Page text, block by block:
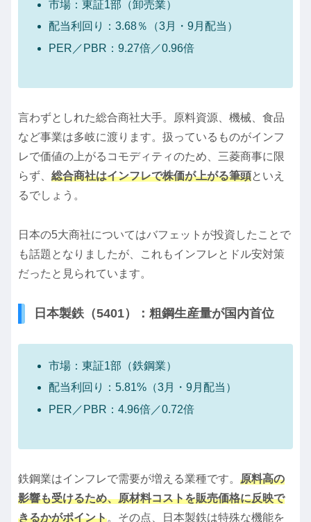
市場：東証1部（卸売業）
配当利回り：3.68％（3月・9月配当）
PER／PBR：9.27倍／0.96倍
言わずとしれた総合商社大手。原料資源、機械、食品
など事業は多岐に渡ります。扱っているものがインフ
レで価値の上がるコモディティのため、三菱商事に限
らず、 総合商社はインフレで株価が上がる筆頭といえ
るでしょう。
日本の5大商社についてはバフェットが投資したことで
も話題となりましたが、これもインフレとドル安対策
だったと見られています。
日本製鉄（5401）：粗鋼生産量が国内首位
市場：東証1部（鉄鋼業）
配当利回り：5.81%（3月・9月配当）
PER／PBR：4.96倍／0.72倍
鉄鋼業はインフレで需要が増える業種です。 原料高の
影響も受けるため、原材料コストを販売価格に反映で
きるかがポイント。その点、日本製鉄は特殊な機能を